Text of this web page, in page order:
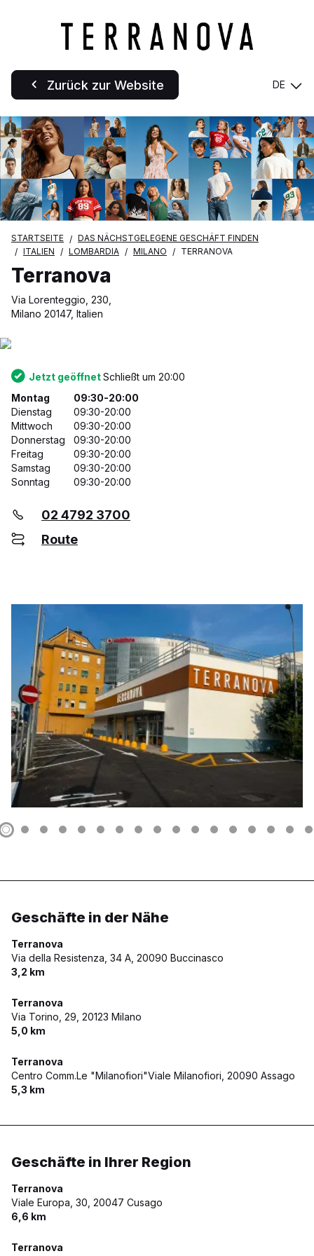
Zurück zur Website DE
STARTSEITE
DAS NÄCHSTGELEGENE GESCHÄFT FINDEN
ITALIEN
LOMBARDIA MILANO TERRANOVA
Terranova
Via Lorenteggio, 230,
Milano 20147, Italien
Jetzt geöffnetSchließt um 20:00
Montag
09:30-20:00
Dienstag
09:30-20:00
Mittwoch
09:30-20:00
Donnerstag
09:30-20:00
Freitag
09:30-20:00
Samstag
09:30-20:00
Sonntag
09:30-20:00
02 4792 3700
Route
Geschäfte in der Nähe
Terranova
Via della Resistenza, 34 A, 20090 Buccinasco
3,2 km
Terranova
Via Torino, 29, 20123 Milano
5,0 km
Terranova
Centro Comm.Le "Milanofiori"Viale Milanofiori, 20090 Assago
5,3 km
Geschäfte in Ihrer Region
Terranova
Viale Europa, 30, 20047 Cusago
6,6 km
Terranova